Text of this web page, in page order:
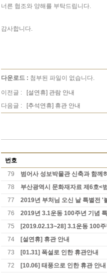
너른 협조와 양해를 부탁드립니다.
감사합니다.
다운로드 : 첨부된 파일이 없습니다.
이전글 :
[설연휴] 관람 안내
다음글 :
[추석연휴] 휴관 안내
번호
79
범어사 성보박물관 신축과 함께
78
부산광역시 문화재자료 제6호<
77
2019년 부처님 오신 날 특별전 '
76
2019년 3.1운동 100주년 기념
75
[2019.02.13~28] 3.1운동 100
74
[설연휴] 휴관 안내
73
[01.31] 폭설로 인한 휴관안내
72
[10.06] 태풍으로 인한 휴관 안내